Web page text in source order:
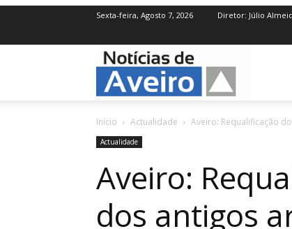
Sexta-feira, Agosto 7, 2026 Diretor: Júlio
Início Actualidade Aveiro: Requalificação
Actualidade
Aveiro:
dos antigos